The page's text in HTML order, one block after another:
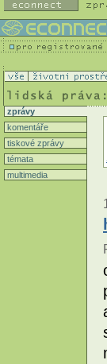
zprávy
komentáře
tiskové zprávy
témata
multimedia